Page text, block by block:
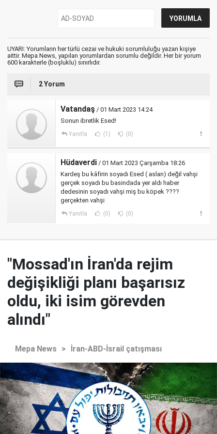
UYARI: Yorumların her türlü cezai ve hukuki sorumluluğu yazan kişiye
aittir. Mepa News, yapılan yorumlardan sorumlu değildir. Her bir yorum
600 karakterle (boşluklu) sınırlıdır.
2 Yorum
Vatandaş / 01 Mart 2023 14:24
Sonun ibretlik Esed!
Yanıtla (1) (0)
Hüdaverdi / 01 Mart 2023 Çarşamba 18:26
Kardeş bu kâfirin soyadı Esed ( aslan) değil vahşi
gerçek soyadı bu basindada yer aldı haber
dedesinin soyadı vahşi miş bu köpek ????
gerçekten vahşi
Yanıtla (0) (0)
"Mossad'ın İran'da rejim
değişikliği planı başarısız
oldu, iki isim görevden
alındı"
Mepa News > İran-ABD-İsrail çatışması